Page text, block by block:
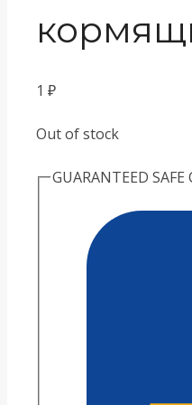
1 ₽
Out of stock
GUARANTEED SAFE